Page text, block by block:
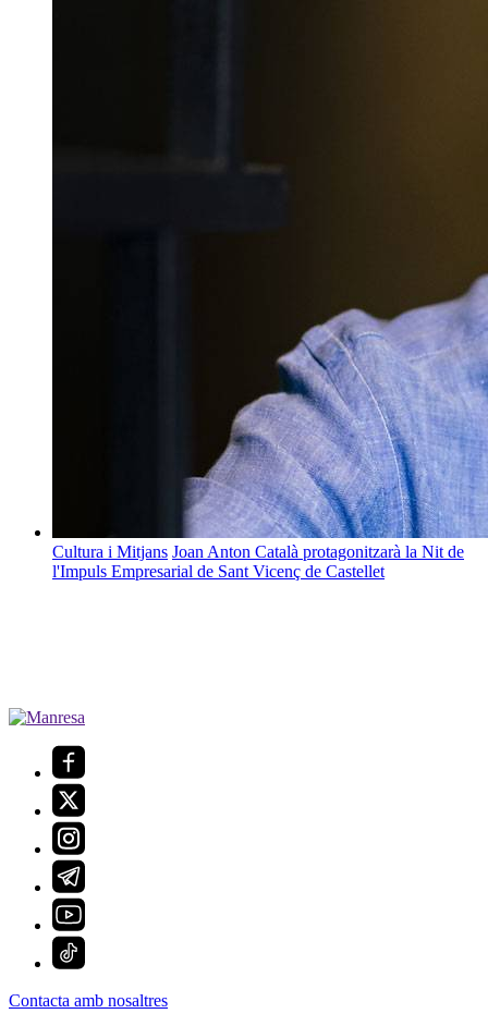
Cultura i Mitjans Joan Anton Català protagonitzarà la Nit de
l'Impuls Empresarial de Sant Vicenç de Castellet
Contacta amb nosaltres